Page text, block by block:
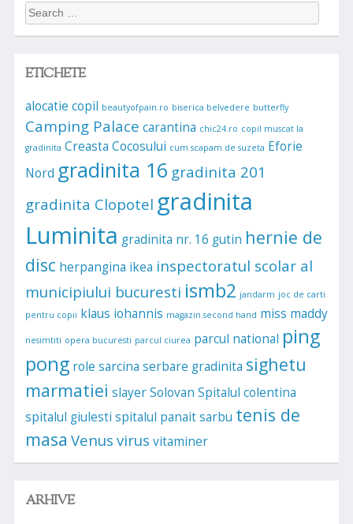
Search
for:
ETICHETE
alocatie copil beautyofpain.ro biserica belvedere butterfly
Camping Palace carantina chic24.ro copil muscat la
gradinita Creasta Cocosului cum scapam de suzeta Eforie
Nord gradinita 16 gradinita 201
gradinita Clopotel gradinita
Luminita gradinita nr. 16 gutin hernie de
disc herpangina ikea inspectoratul scolar al
municipiului bucuresti ismb2 jandarm joc de carti
pentru copii klaus iohannis magazin second hand miss maddy
nesimtiti opera bucuresti parcul ciurea parcul national ping
pong role sarcina serbare gradinita sighetu
marmatiei slayerSolovan Spitalul colentina
spitalul giulesti spitalul panait sarbu tenis de
masa Venus virus vitaminer
ARHIVE